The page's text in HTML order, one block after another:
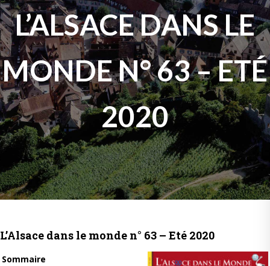
L’ALSACE DANS LE
MONDE N° 63 – ETÉ
2020
L’Alsace dans le monde n° 63 – Eté 2020
Sommaire